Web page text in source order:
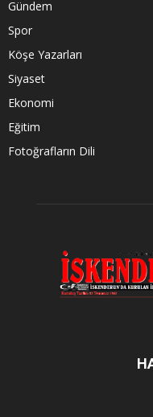
Gündem
Spor
Köşe Yazarları
Siyaset
Ekonomi
Eğitim
Fotoğrafların Dili